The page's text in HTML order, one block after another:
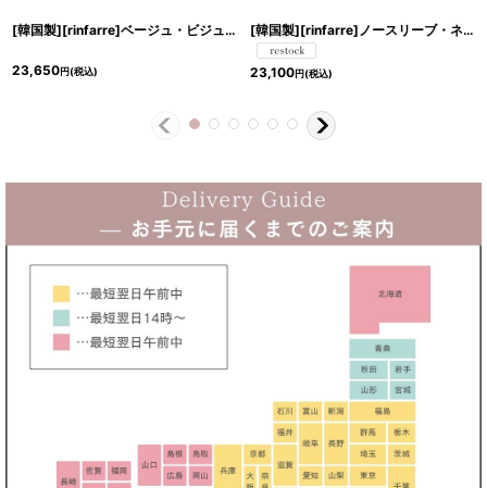
[韓国製][rinfarre]ベージュ・ビジュー・七分袖・フリル・Vネック・タイト・ミディアムドレス・ワンピース[山崎みどり着用][送料無料]myju
23,650円(税込)
[韓国製][rinfarre]ノースリーブ・ネイビートップスレース・Vネック・花柄・タイト・ミディアムドレス・ワンピース[山崎みどり着用][送料無料]mynv
23,100円(税込)